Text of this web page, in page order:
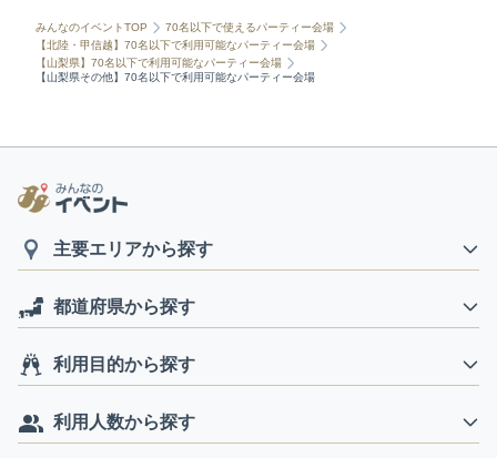
みんなのイベントTOP
70名以下で使えるパーティー会場
【北陸・甲信越】70名以下で利用可能なパーティー会場
【山梨県】70名以下で利用可能なパーティー会場
【山梨県その他】70名以下で利用可能なパーティー会場
主要エリアから探す
都道府県から探す
利用目的から探す
利用人数から探す